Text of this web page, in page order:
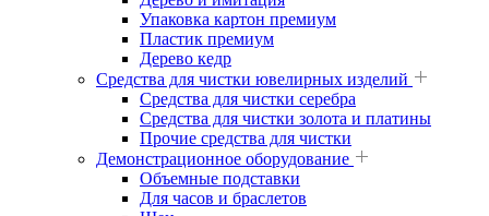
Упаковка картон премиум
Пластик премиум
Дерево кедр
Средства для чистки ювелирных изделий
Средства для чистки серебра
Средства для чистки золота и платины
Прочие средства для чистки
Демонстрационное оборудование
Объемные подставки
Для часов и браслетов